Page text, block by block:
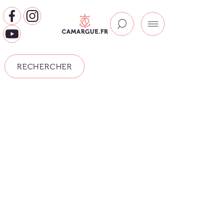
RECHERCHER